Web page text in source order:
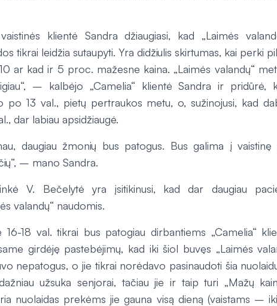
klientė Sandra džiaugiasi, kad „Laimės
tikrai leidžia sutaupyti. Yra didžiulis skirtumas, kai perki
ar kad ir 5 proc. mažesne kaina. „Laimės valandų“
– kalbėjo „Camelia“ klientė Sandra ir pridūrė,
po 13 val., pietų pertraukos metu, o, sužinojusi, kad
dar labiau apsidžiaugė.
daugiau žmonių bus patogus. Bus galima į
– mano Sandra.
V. Bečelytė yra įsitikinusi, kad dar daugiau
valandų“ naudomis.
16-18 val. tikrai bus patogiau dirbantiems „Camelia“
girdėję pastebėjimų, kad iki šiol buvęs „Laimės
nepatogus, o jie tikrai norėdavo pasinaudoti šia
užsuka senjorai, tačiau jie ir taip turi „Mažų
nuolaidas prekėms jie gauna visą dieną (vaistams –